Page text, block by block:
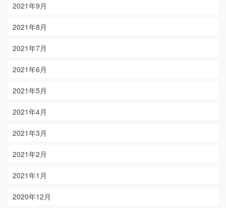
2021年9月
2021年8月
2021年7月
2021年6月
2021年5月
2021年4月
2021年3月
2021年2月
2021年1月
2020年12月